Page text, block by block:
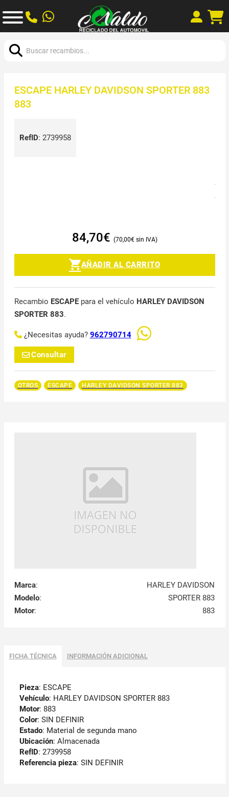
ESCAPE HARLEY DAVIDSON SPORTER 883
883
RefID: 2739958
84,70€ 70,00€
AÑADIR AL CARRITO
Recambio ESCAPEpara el vehículo HARLEY DAVIDSON
SPORTER 883.
¿Necesitas ayuda? 962790714
Consultar
OTROS ESCAPE HARLEY DAVIDSON SPORTER 883
Marca:
HARLEY DAVIDSON
Modelo:
SPORTER 883
Motor: 883
FICHA TÉCNICA INFORMACIÓN ADICIONAL
Pieza: ESCAPE
Vehículo: HARLEY DAVIDSON SPORTER 883
Motor: 883
Color: SIN DEFINIR
Estado: Material de segunda mano
Ubicación: Almacenada
RefID: 2739958
Referencia pieza: SIN DEFINIR